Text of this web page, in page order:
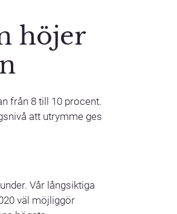
höjer
från 8 till 10 procent.
att utrymme ges
Vår långsiktiga
väl möjliggör